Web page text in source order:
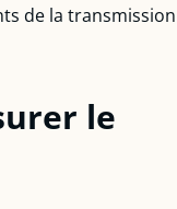
de la transmission
le